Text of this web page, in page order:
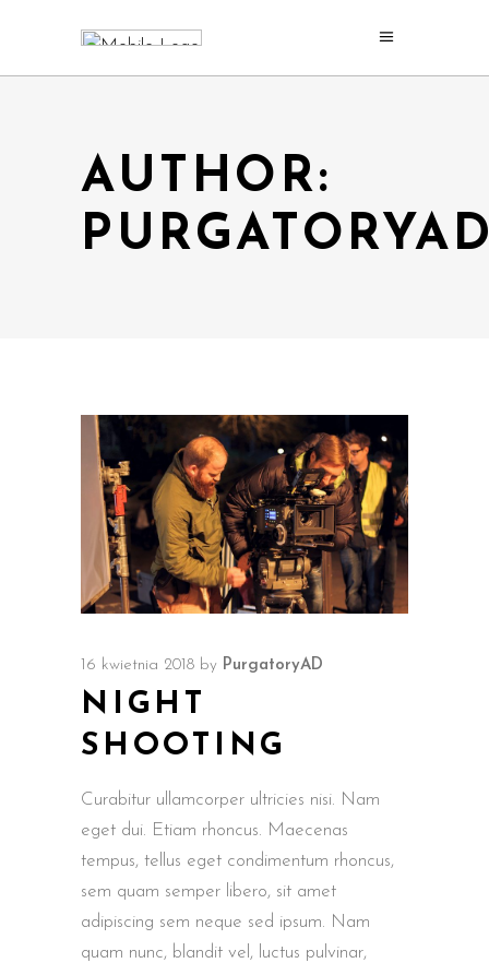
AUTHOR:
16 kwietnia 2018 by PurgatoryAD
NIGHT
SHOOTING
Curabitur ullamcorper ultricies nisi. Nam
eget dui. Etiam rhoncus. Maecenas
tempus, tellus eget condimentum rhoncus,
sem quam semper libero, sit amet
adipiscing sem neque sed ipsum. Nam
quam nunc, blandit vel, luctus pulvinar,